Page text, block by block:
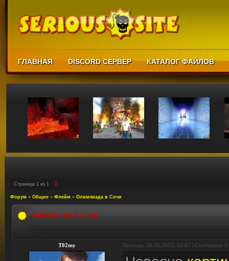
ГЛАВНАЯ DISCORD СЕРВЕР КАТАЛОГ ФАЙЛОВ
Страница 1 из 1 1
Форум » Общие » Флейм » Олимпиада в Сочи
ОЛИМПИАДА В СОЧИ
T02my Пятница, 28.06.2013, 02:07 | Сообщение #